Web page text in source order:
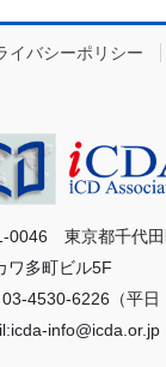
イバシーポリシー
0046 東京都千代
ワ多町ビル5F
4530-6226（平日
info@icda.or.jp